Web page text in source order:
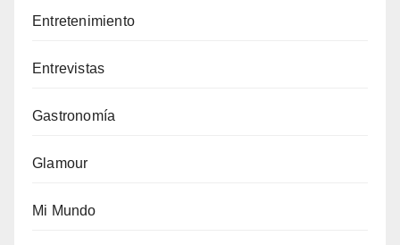
Entretenimiento
Entrevistas
Gastronomía
Glamour
Mi Mundo